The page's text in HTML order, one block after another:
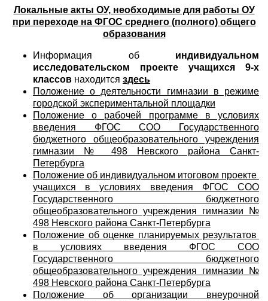
Локальные акты ОУ, необходимые для работы ОУ
при переходе на ФГОС среднего (полного) общего
образования
Информация обиндивидуальном
исследовательском проекте учащихся 9-х
классов находится здесь
Положение о деятельности гимназии в режиме
городской экспериментальной площадки
Положение о рабочей программе в условиях
введения ФГОС СОО Государственного
бюджетного общеобразовательного учреждения
гимназии № 498 Невского района Санкт-
Петербурга
Положение об индивидуальном итоговом проекте
учащихся в условиях введения ФГОС СОО
Государственного бюджетного
общеобразовательного учреждения гимназии №
498 Невского района Санкт-Петербурга
Положение об оценке планируемых результатов
в условиях введения ФГОС СОО
Государственного бюджетного
общеобразовательного учреждения гимназии №
498 Невского района Санкт-Петербурга
Положение об организации внеурочной